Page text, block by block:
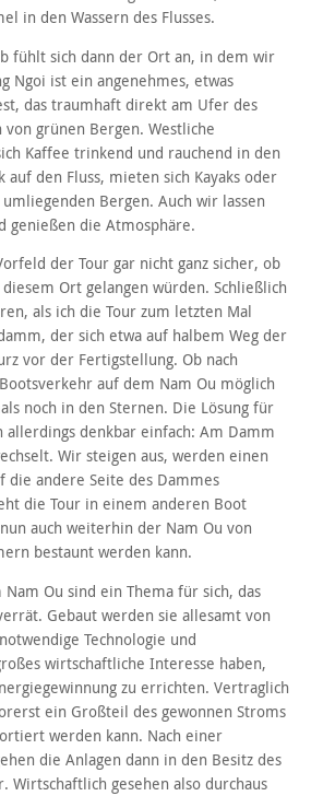
in den Wassern des Flusses.
fühlt sich dann der Ort an, in dem wir
Ngoi ist ein angenehmes, etwas
das traumhaft direkt am Ufer des
von grünen Bergen. Westliche
Kaffee trinkend und rauchend in den
auf den Fluss, mieten sich Kayaks oder
Bergen. Auch wir lassen
genießen die Atmosphäre.
der Tour gar nicht ganz sicher, ob
Ort gelangen würden. Schließlich
als ich die Tour zum letzten Mal
der sich etwa auf halbem Weg der
vor der Fertigstellung. Ob nach
auf dem Nam Ou möglich
noch in den Sternen. Die Lösung für
allerdings denkbar einfach: Am Damm
Wir steigen aus, werden einen
die andere Seite des Dammes
die Tour in einem anderen Boot
auch weiterhin der Nam Ou von
bestaunt werden kann.
Ou sind ein Thema für sich, das
Gebaut werden sie allesamt von
Technologie und
wirtschaftliche Interesse haben,
zu errichten. Vertraglich
ein Großteil des gewonnen Stroms
werden kann. Nach einer
die Anlagen dann in den Besitz des
Wirtschaftlich gesehen also durchaus